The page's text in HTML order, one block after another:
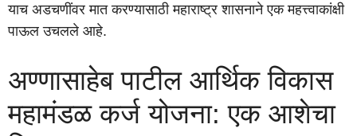
याच अडचणींवर मात करण्यासाठी महाराष्ट्र शासनाने एक महत्त्वाकांक्षी
पाऊल उचलले आहे.
अण्णासाहेब पाटील आर्थिक विकास
महामंडळ कर्ज योजना: एक आशेचा